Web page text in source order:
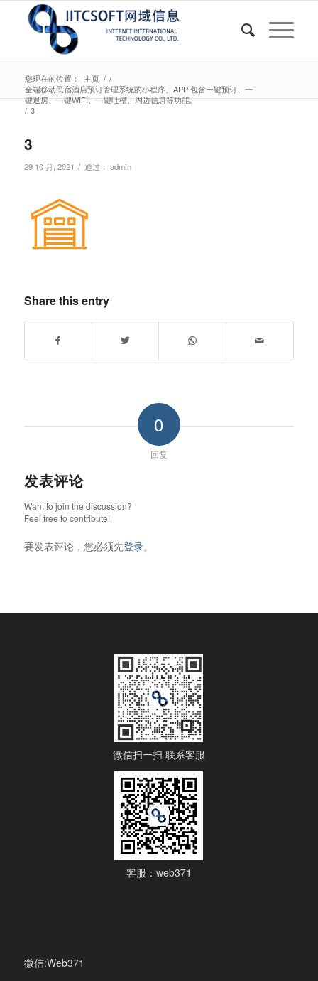
您现在的位置： 主页 / /
全端移动民宿酒店预订管理系统的小程序、APP 包含一键预订、一
键退房、一键WIFI、一键吐槽、周边信息等功能。
/ 3
3
29 10 月, 2021 / 通过： admin
Share this entry
0
回复
发表评论
Want to join the discussion?
Feel free to contribute!
要发表评论，您必须先登录。
微信扫一扫 联系客服
客服：web371
微信:Web371